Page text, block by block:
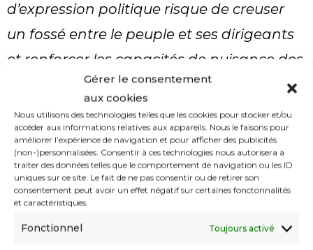
Gérer le consentement
aux cookies
Nous utilisons des technologies telles que les cookies pour stocker et/ou
accéder aux informations relatives aux appareils. Nous le faisons pour
améliorer l’expérience de navigation et pour afficher des publicités
(non-)personnalisées. Consentir à ces technologies nous autorisera à
traiter des données telles que le comportement de navigation ou les ID
uniques sur ce site. Le fait de ne pas consentir ou de retirer son
consentement peut avoir un effet négatif sur certaines fonctonnalités
et caractéristiques.
Fonctionnel Toujours activé
d’expression politique risque de creuser
un fossé entre le peuple et ses dirigeants
et renforcer les capacités de nuisance des
extrémismes de tout bord ».
Le FFS envisage une plateforme de
propositions de toute la classe politique
algérienne
Pour avancer rapidement et concrétiser
son projet, le FFS tend une main à toutes